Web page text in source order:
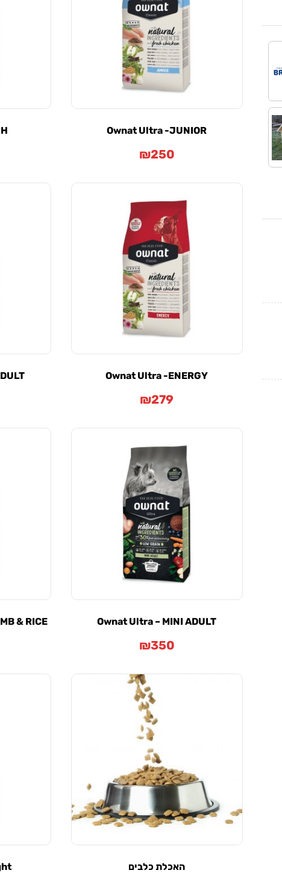
Ownat Ultra -JUNIOR
₪250
Ownat Ultra -ENERGY
₪279
Ownat Ultra – MINI ADULT
₪350
& RICE
האכלת כלבים